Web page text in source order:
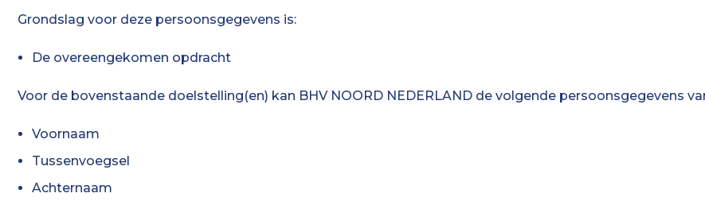
Grondslag voor deze persoonsgegevens is:
De overeengekomen opdracht
Voor de bovenstaande doelstelling(en) kan BHV NOORD NEDERLAND de volgende persoonsgegevens
Voornaam
Tussenvoegsel
Achternaam